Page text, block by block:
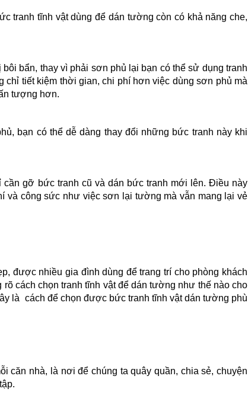
tranh tĩnh vật dùng để dán tường còn có khả năng che,
bẩn, thay vì phải sơn phủ lại bạn có thể sử dụng tranh
chỉ tiết kiệm thời gian, chi phí hơn việc dùng sơn phủ mà
tượng hơn.
bạn có thể dễ dàng thay đổi những bức tranh này khi
cần gỡ bức tranh cũ và dán bức tranh mới lên. Điều này
và công sức như việc sơn lại tường mà vẫn mang lại vẻ
được nhiều gia đình dùng để trang trí cho phòng khách
cách chọn tranh tĩnh vật để dán tường như thế nào cho
là cách để chọn được bức tranh tĩnh vật dán tường phù
căn nhà, là nơi để chúng ta quây quần, chia sẻ, chuyện